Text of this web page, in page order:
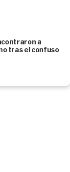
a
tras el confuso